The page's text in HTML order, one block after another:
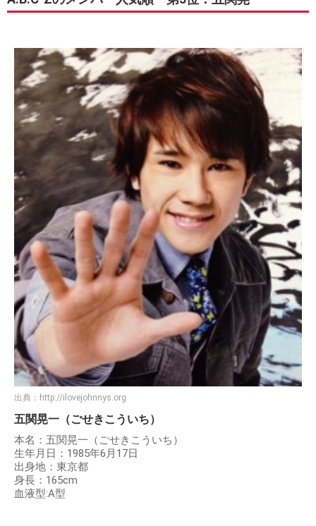
出典： http://ilovejohnnys.org
五関晃一（ごせきこういち）
本名：五関晃一（ごせきこういち）
生年月日：1985年6月17日
出身地：東京都
身長：165cm
血液型:A型